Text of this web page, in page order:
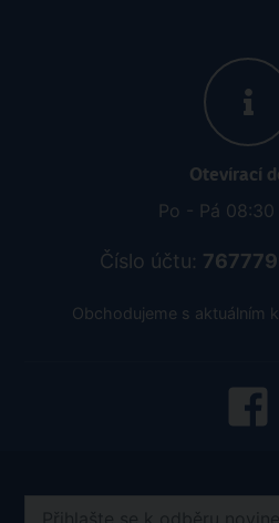
Otevírací
Po - Pá
Číslo účtu:
Obchodujeme s aktuálním